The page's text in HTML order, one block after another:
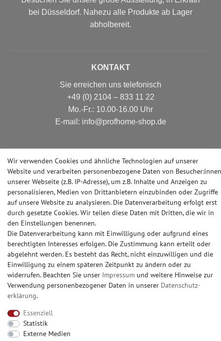
bei Düsseldorf. Nahezu alle Produkte ab Lager
abholbereit.
KONTAKT
Sie erreichen uns telefonisch
+49 (0) 2104 – 833 11 22
Mo.-Fr.: 10.00-16.00 Uhr
E-mail: info@profhome-shop.de
ZAHLUNGSARTEN
SOCIAL MEDIA
© Copyright 2026 | e-Delux GmbH
Wir verwenden Cookies und ähnliche Technologien auf unserer
Website und verarbeiten personenbezogene Daten von Besucher:innen
unserer Webseite (z.B. IP-Adresse), um z.B. Inhalte und Anzeigen zu
personalisieren, Medien von Drittanbietern einzubinden oder Zugriffe
auf unsere Website zu analysieren. Die Datenverarbeitung erfolgt erst
durch gesetzte Cookies. Wir teilen diese Daten mit Dritten, die wir in
den Einstellungen benennen.
Die Datenverarbeitung kann mit Einwilligung oder aufgrund eines
berechtigten Interesses erfolgen. Die Zustimmung kann erteilt oder
abgelehnt werden. Es besteht das Recht, nicht einzuwilligen und die
Einwilligung zu einem späteren Zeitpunkt zu ändern oder zu
widerrufen. Beachten Sie unser Impressum und weitere Hinweise zur
Verwendung personenbezogener Daten in unserer Daten­schutz­
erklärung.
Essenziell
Statistik
Externe Medien